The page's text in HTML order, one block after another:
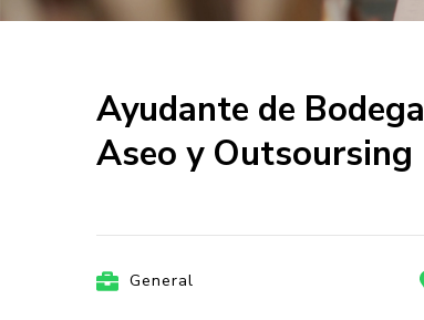
Ayudante de
Aseo y Outsoursing
General